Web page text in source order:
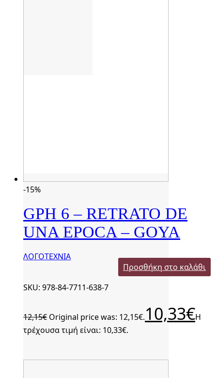
-15%
GPH 6 – RETRATO DE
UNA EPOCA – GOYA
ΛΟΓΟΤΕΧΝΙΑ
Προσθήκη στο καλάθι
SKU: 978-84-7711-638-7
12,15€ Original price was: 12,15€.10,33€Η
τρέχουσα τιμή είναι: 10,33€.